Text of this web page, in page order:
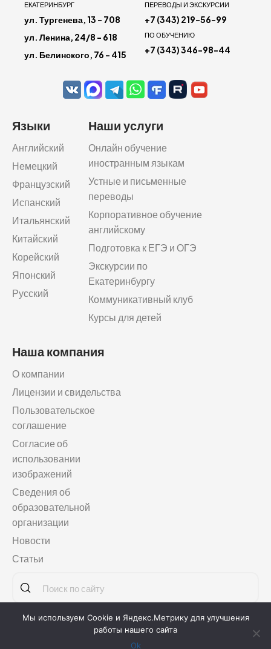
ЕКАТЕРИНБУРГ
ул. Тургенева, 13 - 708
ул. Ленина, 24/8 - 618
ул. Белинского, 76 - 415
ПЕРЕВОДЫ И ЭКСКУРСИИ
+7 (343) 219-56-99
ПО ОБУЧЕНИЮ
+7 (343) 346-98-44
Языки
Английский
Немецкий
Французский
Испанский
Итальянский
Китайский
Корейский
Японский
Русский
Наши услуги
Онлайн обучение
иностранным языкам
Устные и письменные
переводы
Корпоративное обучение
английскому
Подготовка к ЕГЭ и ОГЭ
Экскурсии по
Екатеринбургу
Коммуникативный клуб
Курсы для детей
Наша компания
О компании
Лицензии и свидельства
Пользовательское
соглашение
Согласие об
использовании
изображений
Сведения об
образовательной
организации
Новости
Статьи
Copyright © 2011-2026Языковая школа «МАГЕЛЛАНСКУЛ»
Мы используем Cookie и Яндекс.Метрику для улучшения
работы нашего сайта
Ok